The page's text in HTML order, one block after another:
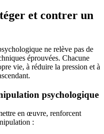
et contrer un
ne relève pas de
éprouvées. Chacune
vie, à réduire la pression et à
psychologique
en œuvre, renforcent
: